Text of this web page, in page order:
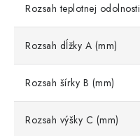
Rozsah teplotnej odolnosti
Rozsah dĺžky A (mm)
Rozsah šírky B (mm)
Rozsah výšky C (mm)